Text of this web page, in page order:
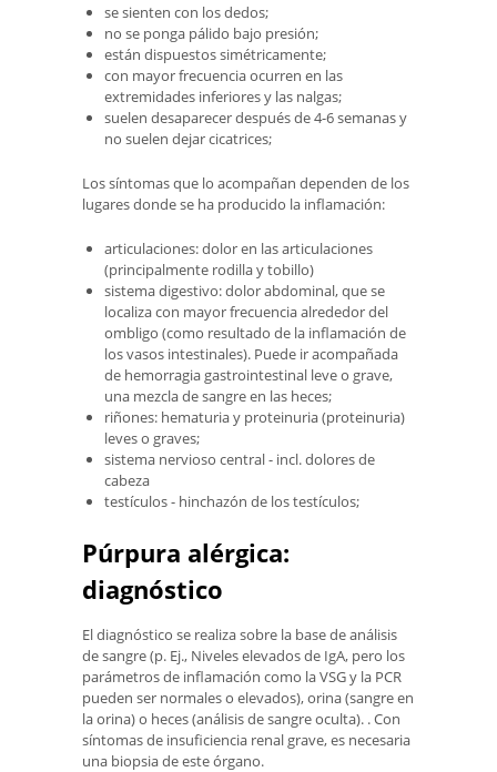
se sienten con los dedos;
no se ponga pálido bajo presión;
están dispuestos simétricamente;
con mayor frecuencia ocurren en las
extremidades inferiores y las nalgas;
suelen desaparecer después de 4-6 semanas y
no suelen dejar cicatrices;
Los síntomas que lo acompañan dependen de los
lugares donde se ha producido la inflamación:
articulaciones: dolor en las articulaciones
(principalmente rodilla y tobillo)
sistema digestivo: dolor abdominal, que se
localiza con mayor frecuencia alrededor del
ombligo (como resultado de la inflamación de
los vasos intestinales). Puede ir acompañada
de hemorragia gastrointestinal leve o grave,
una mezcla de sangre en las heces;
riñones: hematuria y proteinuria (proteinuria)
leves o graves;
sistema nervioso central - incl. dolores de
cabeza
testículos - hinchazón de los testículos;
Púrpura alérgica:
diagnóstico
El diagnóstico se realiza sobre la base de análisis
de sangre (p. Ej., Niveles elevados de IgA, pero los
parámetros de inflamación como la VSG y la PCR
pueden ser normales o elevados), orina (sangre en
la orina) o heces (análisis de sangre oculta). . Con
síntomas de insuficiencia renal grave, es necesaria
una biopsia de este órgano.